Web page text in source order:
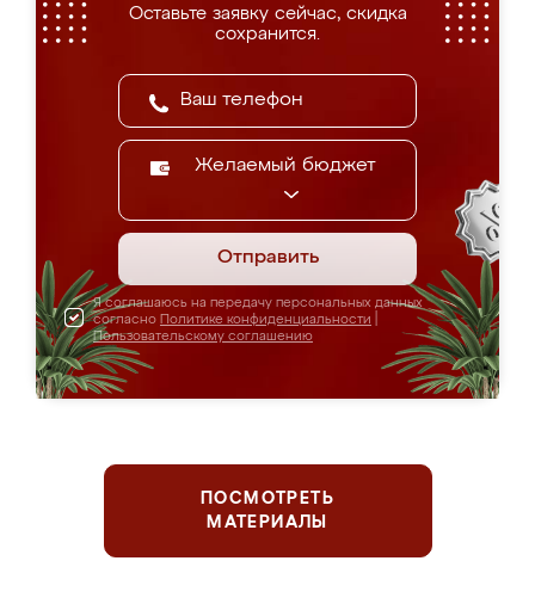
Оставьте заявку сейчас, скидка
сохранится.
Желаемый бюджет
Отправить
Я соглашаюсь на передачу персональных данных
согласно Политике конфиденциальности
Пользовательскому соглашению
ПОСМОТРЕТЬ
МАТЕРИАЛЫ